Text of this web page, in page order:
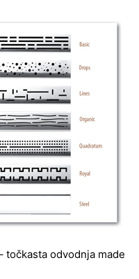
točkasta odvodnja made